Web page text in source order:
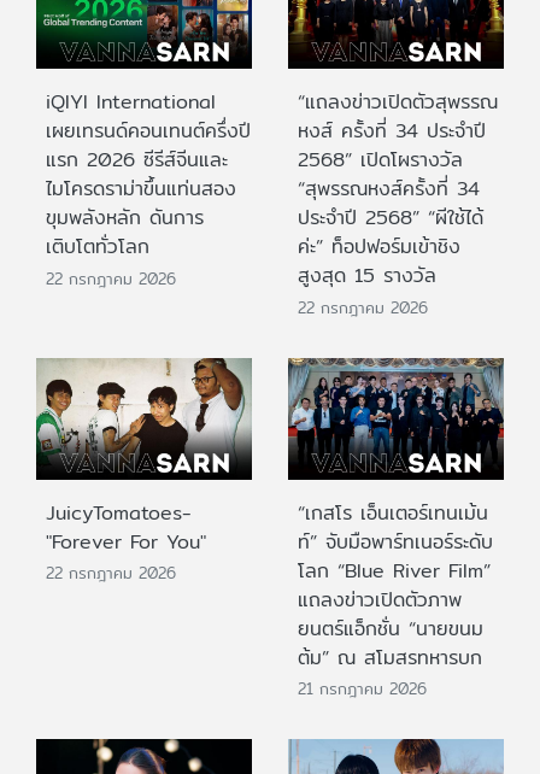
iQIYI International
เผยเทรนด์คอนเทนต์ครึ่งปี
แรก 2026 ซีรีส์จีนและ
ไมโครดราม่าขึ้นแท่นสอง
ขุมพลังหลัก ดันการ
เติบโตทั่วโลก
22 กรกฎาคม 2026
“แถลงข่าวเปิดตัวสุพรรณ
หงส์ ครั้งที่ 34 ประจำปี
2568” เปิดโผรางวัล
“สุพรรณหงส์ครั้งที่ 34
ประจำปี 2568” “ผีใช้ได้
ค่ะ” ท็อปฟอร์มเข้าชิง
สูงสุด 15 รางวัล
22 กรกฎาคม 2026
JuicyTomatoes-
"Forever For You"
22 กรกฎาคม 2026
“เกสโร เอ็นเตอร์เทนเม้น
ท์” จับมือพาร์ทเนอร์ระดับ
โลก “Blue River Film”
แถลงข่าวเปิดตัวภาพ
ยนตร์แอ็กชั่น “นายขนม
ต้ม” ณ สโมสรทหารบก
21 กรกฎาคม 2026